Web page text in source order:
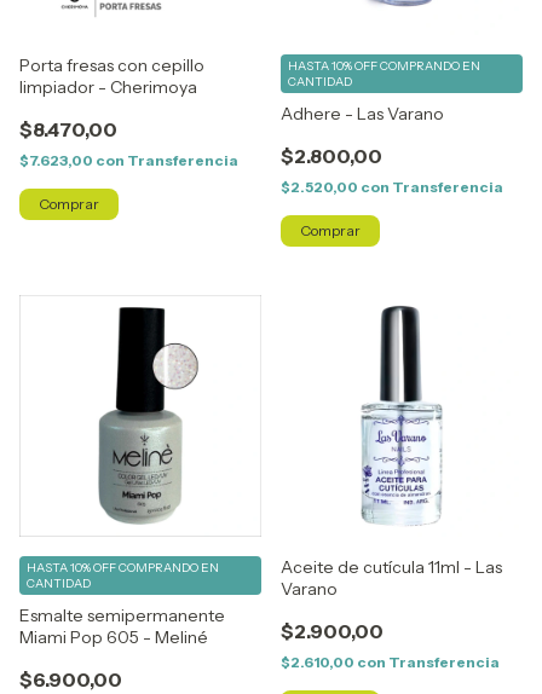
Porta fresas con cepillo
limpiador - Cherimoya
$8.470,00
$7.623,00 con Transferencia
Adhere - Las Varano
$2.800,00
HASTA 10% OFFCOMPRANDO EN
CANTIDAD
$2.520,00 con Transferencia
Esmalte semipermanente
Miami Pop 605 - Meliné
$6.900,00
HASTA 10% OFFCOMPRANDO EN
CANTIDAD
Aceite de cutícula 11ml - Las
Varano
$2.900,00
$2.610,00 con Transferencia